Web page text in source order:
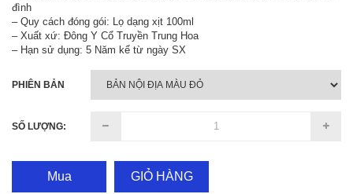
đình
– Quy cách đóng gói: Lọ dạng xịt 100ml
– Xuất xứ: Đông Y Cổ Truyền Trung Hoa
– Hạn sử dụng: 5 Năm kể từ ngày SX
PHIÊN BẢN
SỐ LƯỢNG:
Mua GIỎ HÀNG